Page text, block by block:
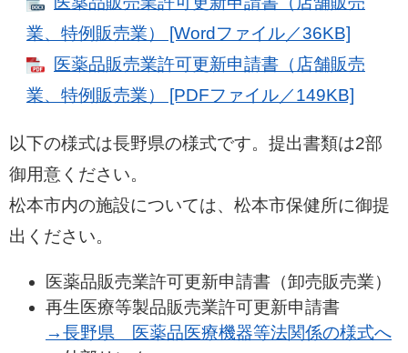
業、特例販売業） [Wordファイル／36KB]
医薬品販売業許可更新申請書（店舗販売
業、特例販売業） [PDFファイル／149KB]
以下の様式は長野県の様式です。提出書類は2部
御用意ください。
松本市内の施設については、松本市保健所に御提
出ください。
医薬品販売業許可更新申請書（卸売販売業）
再生医療等製品販売業許可更新申請書
→長野県 医薬品医療機器等法関係の様式へ